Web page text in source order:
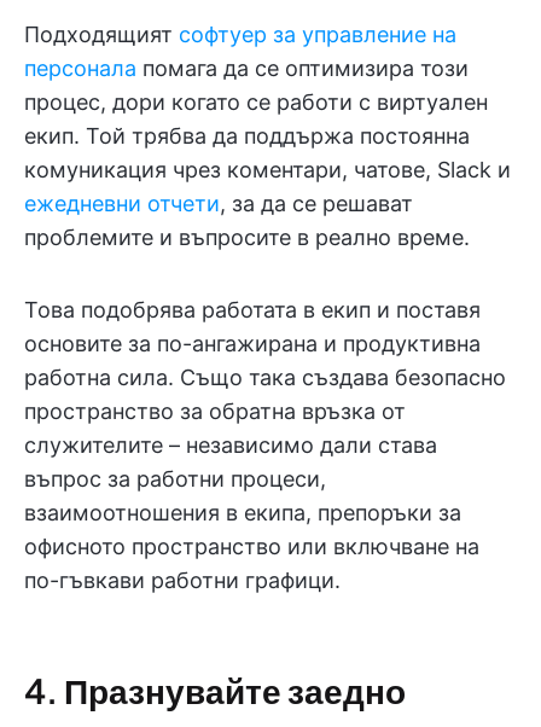
Подходящият софтуер за управление на
персонала помага да се оптимизира този
процес, дори когато се работи с виртуален
екип. Той трябва да поддържа постоянна
комуникация чрез коментари, чатове, Slack и
ежедневни отчети, за да се решават
проблемите и въпросите в реално време.
Това подобрява работата в екип и поставя
основите за по-ангажирана и продуктивна
работна сила. Също така създава безопасно
пространство за обратна връзка от
служителите – независимо дали става
въпрос за работни процеси,
взаимоотношения в екипа, препоръки за
офисното пространство или включване на
по-гъвкави работни графици.
4. Празнувайте заедно